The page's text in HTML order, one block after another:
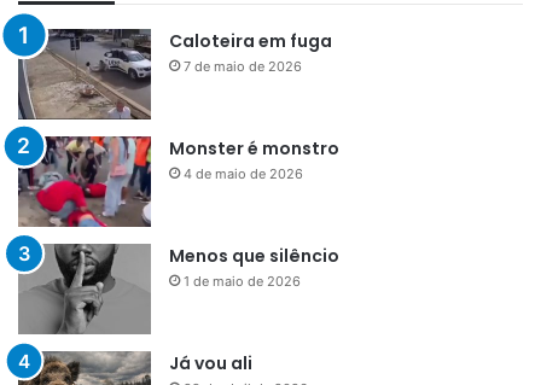
Caloteira em fuga
7 de maio de 2026
Monster é monstro
4 de maio de 2026
Menos que silêncio
1 de maio de 2026
Já vou ali